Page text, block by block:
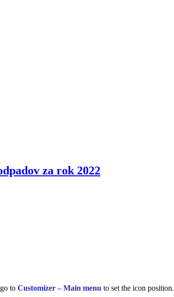
za rok 2022
to Customizer – Main menu to set the icon position.